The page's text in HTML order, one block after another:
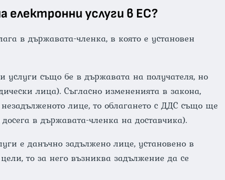
електронни услуги в ЕС?
в държавата-членка, в която е установен
услуги също бе в държавата на получателя, но
лица). Съгласно измененията в закона,
лице, то облагането с ДДС също ще
в държавата-членка на доставчика).
е данъчно задължено лице, установено в
то за него възниква задължение да се